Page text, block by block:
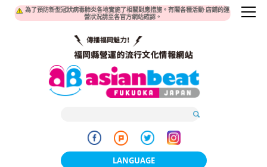
為了預防新型冠狀病毒肺炎各地實施了相關對應措施。有關各種活動·店鋪的運
營狀況請至各官方網站確認。
LANGUAGE